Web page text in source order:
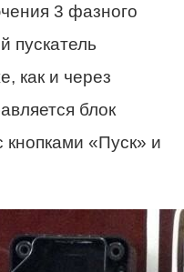
3 фазного
пускатель
как и через
блок
«Пуск» и